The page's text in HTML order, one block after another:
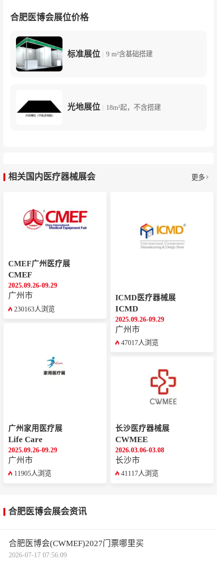
合肥医博会展位价格
标准展位 | 9 m²含基础搭建
光地展位 | 18m²起，不含搭建
相关国内医疗器械展会 更多
CMEF广州医疗展
CMEF
2025.09.26-09.29
广州市
230163人浏览
广州家用医疗展
Life Care
2025.09.26-09.29
广州市
11905人浏览
ICMD医疗器械展
ICMD
2025.09.26-09.29
广州市
47017人浏览
长沙医疗器械展
CWMEE
2026.03.06-03.08
长沙市
41117人浏览
合肥医博会展会资讯
合肥医博会(CWMEF)2027门票哪里买
2026-07-17 07:56:09